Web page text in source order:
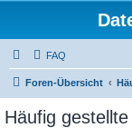
FAQ
Foren-Übersicht
Häufig